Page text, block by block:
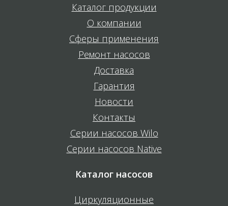
Каталог продукции
О компании
Сферы применения
Ремонт насосов
Доставка
Гарантия
Новости
Контакты
Серии насосов Wilo
Серии насосов Native
Каталог насосов
Циркуляционные